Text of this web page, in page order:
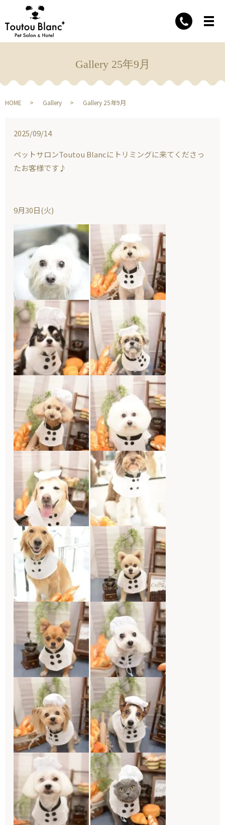
Gallery 25年9月
HOME Gallery Gallery 25年9月
2025/09/14
ペットサロンToutou Blancにトリミングに来てくださっ
たお客様です♪
9月30日(火)